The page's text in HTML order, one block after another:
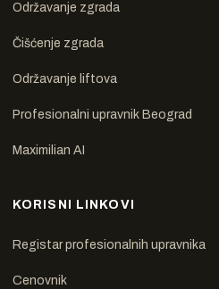
Održavanje zgrada
Čišćenje zgrada
Održavanje liftova
Profesionalni upravnik Beograd
Maximilian AI
KORISNI LINKOVI
Registar profesionalnih upravnika
Cenovnik